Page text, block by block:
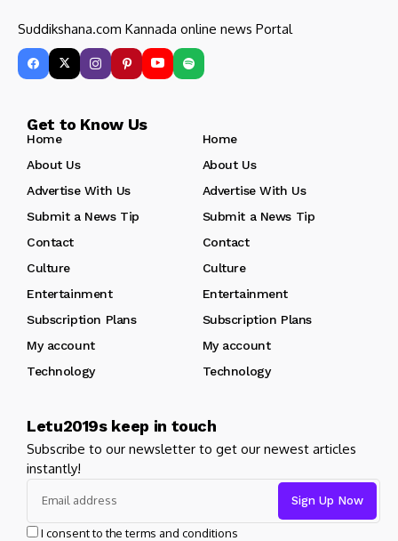
Suddikshana.com Kannada online news Portal
Get to Know Us
Home
Home
About Us
About Us
Advertise With Us
Advertise With Us
Submit a News Tip
Submit a News Tip
Contact
Contact
Culture
Culture
Entertainment
Entertainment
Subscription Plans
Subscription Plans
My account
My account
Technology
Technology
Letu2019s keep in touch
Subscribe to our newsletter to get our newest articles
instantly!
I consent to the terms and conditions